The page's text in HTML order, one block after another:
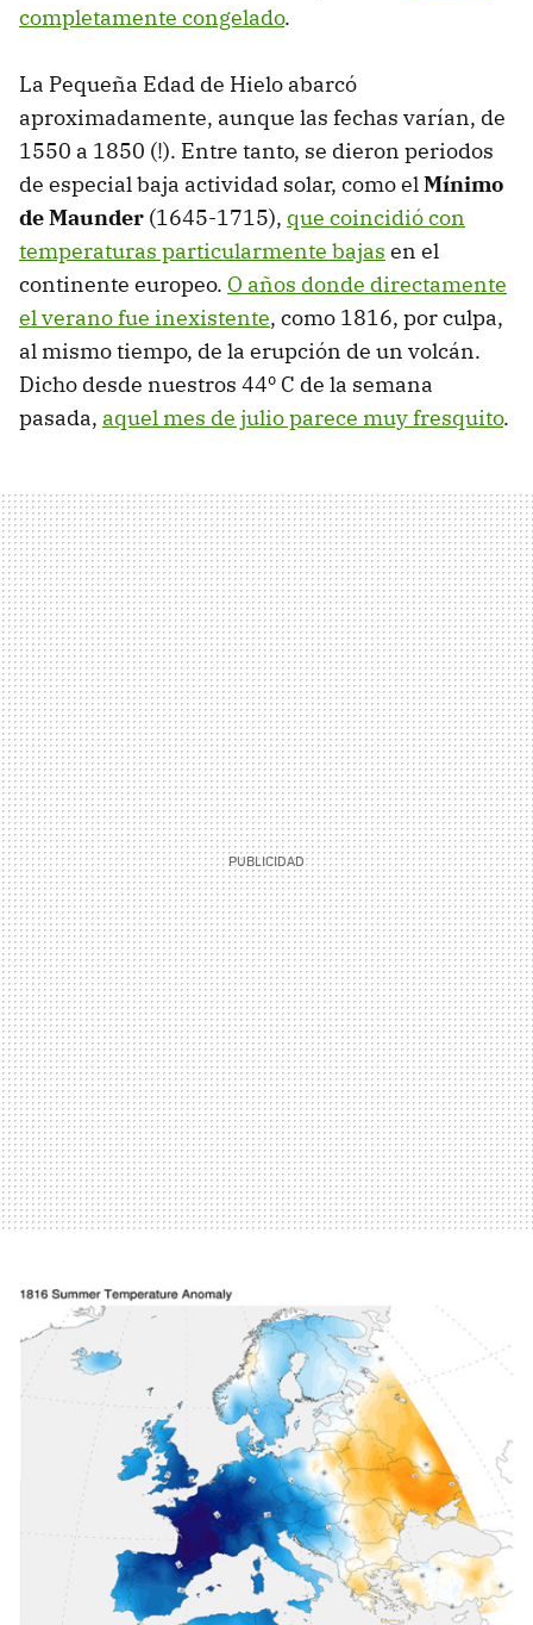
completamente congelado.
La Pequeña Edad de Hielo abarcó
aproximadamente, aunque las fechas varían, de
1550 a 1850 (!). Entre tanto, se dieron periodos
de especial baja actividad solar, como elMínimo
de Maunder (1645-1715), que coincidió con
temperaturas particularmente bajas en el
continente europeo. O años donde directamente
el verano fue inexistente, como 1816, por culpa,
al mismo tiempo, de la erupción de un volcán.
Dicho desde nuestros 44º C de la semana
pasada, aquel mes de julio parece muy fresquito.